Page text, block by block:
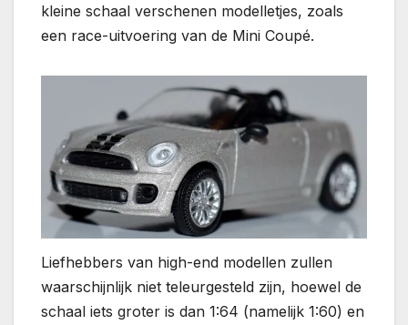
kleine schaal verschenen modelletjes, zoals
een race-uitvoering van de Mini Coupé.
Liefhebbers van high-end modellen zullen
waarschijnlijk niet teleurgesteld zijn, hoewel de
schaal iets groter is dan 1:64 (namelijk 1:60) en